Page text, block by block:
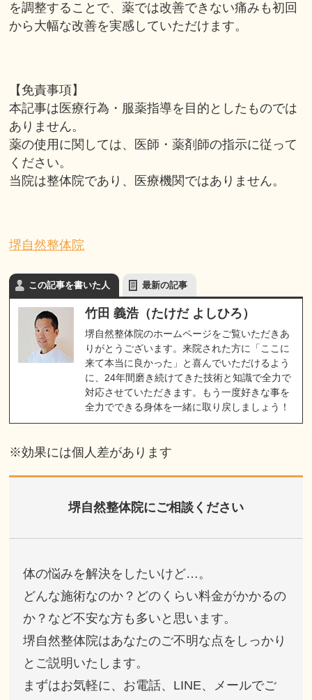
を調整することで、薬では改善できない痛みも初回
から大幅な改善を実感していただけます。
【免責事項】
本記事は医療行為・服薬指導を目的としたものでは
ありません。
薬の使用に関しては、医師・薬剤師の指示に従って
ください。
当院は整体院であり、医療機関ではありません。
堺自然整体院
この記事を書いた人 最新の記事
竹田 義浩（たけだ よしひろ）
堺自然整体院のホームページをご覧いただきあ
りがとうございます。来院された方に「ここに
来て本当に良かった」と喜んでいただけるよう
に、24年間磨き続けてきた技術と知識で全力で
対応させていただきます。もう一度好きな事を
全力でできる身体を一緒に取り戻しましょう！
※効果には個人差があります
堺自然整体院にご相談ください
体の悩みを解決をしたいけど…。
どんな施術なのか？どのくらい料金がかかるの
か？など不安な方も多いと思います。
堺自然整体院はあなたのご不明な点をしっかり
とご説明いたします。
まずはお気軽に、お電話、LINE、メールでご